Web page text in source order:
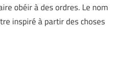
obéir à des ordres. Le nom
inspiré à partir des choses